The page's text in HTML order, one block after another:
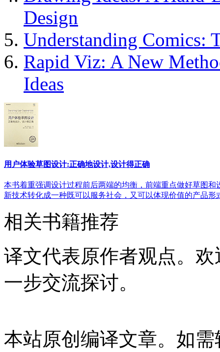
Design
Understanding Comics:
Rapid Viz: A New
Ideas
用户体验草图设计:正确地设计,设计得正确
本书着重强调设计过程前后两端的均衡，前端重点做好草图
新技术转化成一种既可以服务社会，又可以体现价值的产品形
相关书籍推荐
译文代表原作者观点。欢
一步交流探讨。
本站原创编译文章。如